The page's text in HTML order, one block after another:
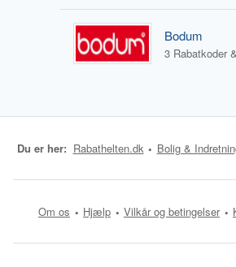
Bodum
3 Rabatkoder
Du er her: Rabathelten.dk Bolig &
Om os Hjælp Vilkår og betingelser